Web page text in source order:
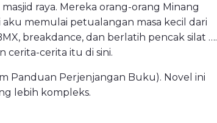
raya. Mereka orang-orang Minang
memulai petualangan masa kecil dari
breakdance, dan berlatih pencak silat ….
cerita-cerita itu di sini.
Panduan Perjenjangan Buku). Novel ini
lebih kompleks.